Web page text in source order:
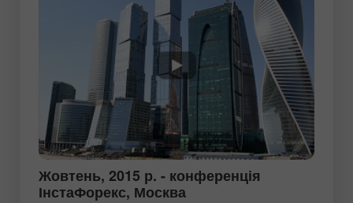
Жовтень, 2015 р. - конференція
ІнстаФорекс, Москва